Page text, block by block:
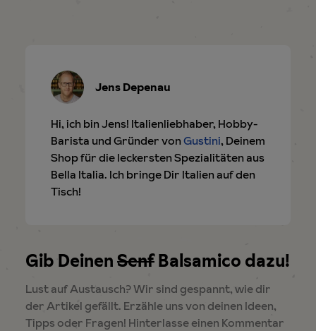
Jens Depenau
Hi, ich bin Jens! Italienliebhaber, Hobby-
Barista und Gründer vonGustini, Deinem
Shop für die leckersten Spezialitäten aus
Bella Italia. Ich bringe Dir Italien auf den
Tisch!
Gib DeinenSenfBalsamico dazu!
Lust auf Austausch? Wir sind gespannt, wie dir
der Artikel gefällt. Erzähle uns von deinen Ideen,
Tipps oder Fragen! Hinterlasse einen Kommentar